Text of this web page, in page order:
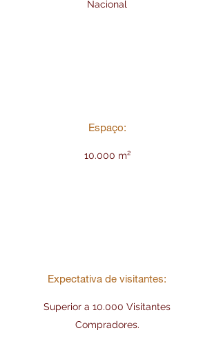
Nacional
Espaço:
10.000 m²
Expectativa de visitantes:
Superior a 10.000 Visitantes
Compradores.